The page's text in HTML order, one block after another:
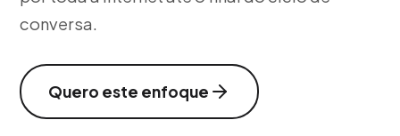
conversa.
Quero este enfoque